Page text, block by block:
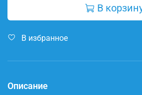
В
В избранное
Описание